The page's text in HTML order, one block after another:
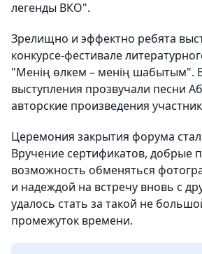
легенды ВКО".
Зрелищно и эффектно ребята
конкурсе-фестивале
"Менің өлкем – менің шабытым".
выступления прозвучали песни
авторские произведения
Церемония закрытия форума
Вручение сертификатов, добрые
возможность обменяться
и надеждой на встречу вновь с
удалось стать за такой не
промежуток времени.